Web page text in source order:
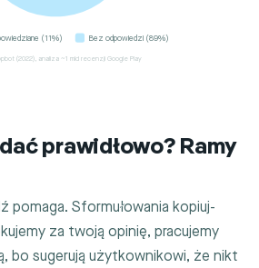
(11%) Bez odpowiedzi (89%)
(2022), analiza ~1 mld recenzji Google Play
prawidłowo? Ramy
pomaga. Sformułowania kopiuj-
za twoją opinię, pracujemy
bo sugerują użytkownikowi, że nikt